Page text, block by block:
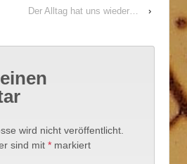
Der Alltag hat uns wieder… ›
wird nicht veröffentlicht.
sind mit * markiert